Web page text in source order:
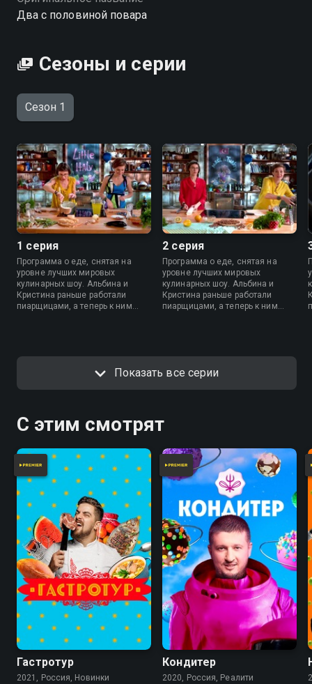
Два с половиной повара
Сезоны и серии
Сезон 1
1 серия
Программа о еде, снятая на
уровне лучших мировых
кулинарных шоу. Альбина и
Кристина раньше работали
пиарщицами, а теперь к ним
компании.
2 серия
Программа о еде, снятая на
уровне лучших мировых
кулинарных шоу. Альбина и
Кристина раньше работали
пиарщицами, а теперь к ним
Показать все серии
С этим смотрят
Гастротур
2021, Россия, Новинки
Кондитер
2020, Россия, Реалити